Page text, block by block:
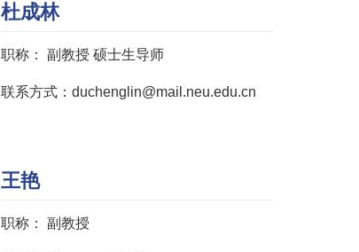
杜成林
职称： 副教授 硕士生导师
联系方式：duchenglin@mail.neu.edu.cn
王艳
职称： 副教授